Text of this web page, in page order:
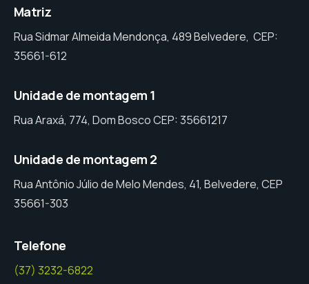
Matriz
Rua Sidmar Almeida Mendonça, 489 Belvedere, CEP:
35661-612
Unidade de montagem 1
Rua Araxá, 774, Dom Bosco CEP: 35661217
Unidade de montagem 2
Rua Antônio Júlio de Melo Mendes, 41, Belvedere, CEP
35661-303
Telefone
(37) 3232-6822